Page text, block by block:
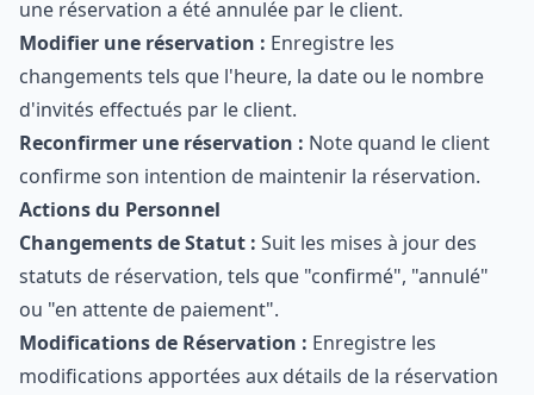
une réservation a été annulée par le client.
Modifier une réservation : Enregistre les
changements tels que l'heure, la date ou le nombre
d'invités effectués par le client.
Reconfirmer une réservation : Note quand le client
confirme son intention de maintenir la réservation.
Actions du Personnel
Changements de Statut : Suit les mises à jour des
statuts de réservation, tels que "confirmé", "annulé"
ou "en attente de paiement".
Modifications de Réservation : Enregistre les
modifications apportées aux détails de la réservation